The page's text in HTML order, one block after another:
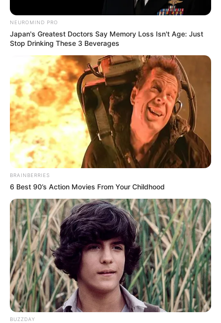
in
„Szégyelljék magukat!” – Magyar
Péter videón mutatta meg,
hogyan olvasott be a volt
kormánytagoknak az átadás-
átvételkor
bySzerző May 18, 2026
NEUROMIND PRO
Japan's Greatest Doctors Say Memory Loss Isn't Age: Just
Stop Drinking These 3 Beverages
BRAINBERRIES
6 Best 90’s Action Movies From Your Childhood
BUZZDAY